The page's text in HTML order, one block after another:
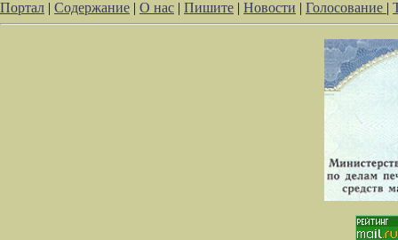
Портал | Содержание | О нас | Пишите | Новости | Голосование |